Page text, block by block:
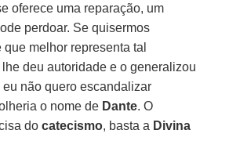
oferece uma reparação, um
perdoar. Se quisermos
melhor representa tal
deu autoridade e o generalizou
eu não quero escandalizar
o nome de Dante. O
docatecismo, basta a Divina